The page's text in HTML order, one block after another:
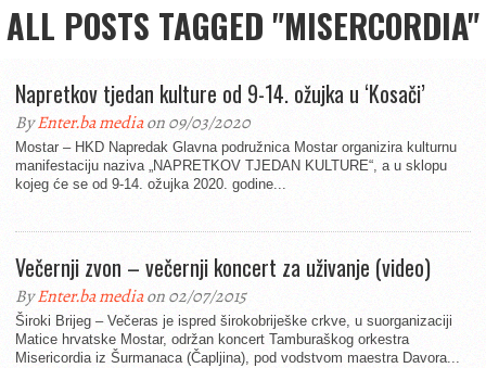
ALL POSTS TAGGED "MISERCORDIA"
Napretkov tjedan kulture od 9-14. ožujka u ‘Kosači’
ByEnter.ba mediaon 09/03/2020
Mostar – HKD Napredak Glavna podružnica Mostar organizira kulturnu
manifestaciju naziva „NAPRETKOV TJEDAN KULTURE“, a u sklopu
kojeg će se od 9-14. ožujka 2020. godine...
Večernji zvon – večernji koncert za uživanje (video)
ByEnter.ba mediaon 02/07/2015
Široki Brijeg – Večeras je ispred širokobriješke crkve, u suorganizaciji
Matice hrvatske Mostar, održan koncert Tamburaškog orkestra
Misericordia iz Šurmanaca (Čapljina), pod vodstvom maestra Davora...